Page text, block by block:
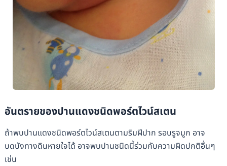
อันตรายของปานแดงชนิดพอร์ตไวน์สเตน
ถ้าพบปานแดงชนิดพอร์ตไวน์สเตนตามริมฝีปาก รอบรูจมูก อาจ
บดบังทางดินหายใจได้ อาจพบปานชนิดนี้ร่วมกับความผิดปกติอื่นๆ
เช่น